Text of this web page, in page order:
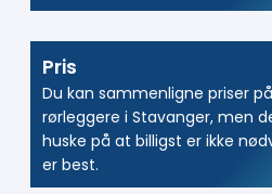
Pris
Du kan sammenligne priser
rørleggere i Stavanger, men
huske på at billigst er ikke
er best.